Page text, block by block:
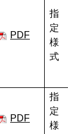
PDF
指
定
様
式
PDF
指
定
様